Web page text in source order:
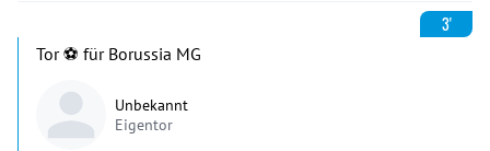
3'
Tor ⚽️ für Borussia MG
Unbekannt
Eigentor